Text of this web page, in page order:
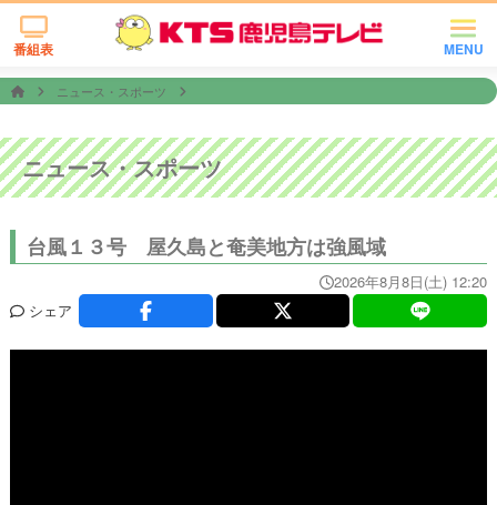
MENU
番組表
ニュース・スポーツ
ニュース・スポーツ
台風１３号 屋久島と奄美地方は強風域
2026年8月8日(土) 12:20
シェア